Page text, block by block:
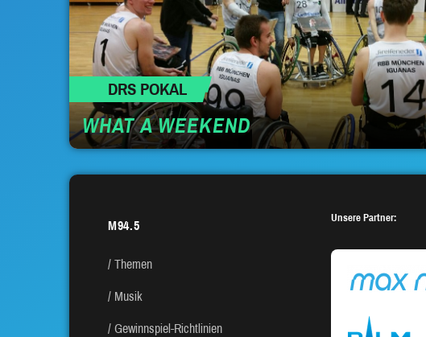
DRS POKAL
WHAT A WEEKEND
M94.5
Themen
Musik
Gewinnspiel-Richtlinien
Unsere Partner: